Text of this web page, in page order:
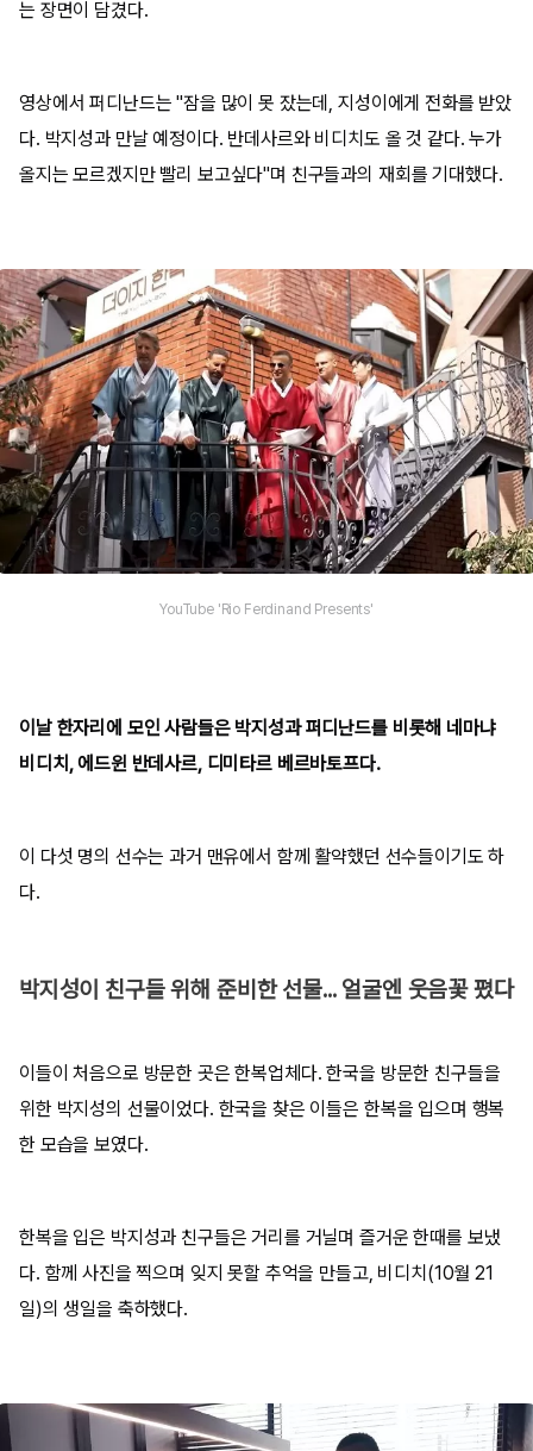
는 장면이 담겼다.
영상에서 퍼디난드는 "잠을 많이 못 잤는데, 지성이에게 전화를 받았
다. 박지성과 만날 예정이다. 반데사르와 비디치도 올 것 같다. 누가
올지는 모르겠지만 빨리 보고싶다"며 친구들과의 재회를 기대했다.
YouTube 'Rio Ferdinand Presents'
이날 한자리에 모인 사람들은 박지성과 퍼디난드를 비롯해 네마냐
비디치, 에드윈 반데사르, 디미타르 베르바토프다.
이 다섯 명의 선수는 과거 맨유에서 함께 활약했던 선수들이기도 하
다.
박지성이 친구들 위해 준비한 선물... 얼굴엔 웃음꽃 폈다
이들이 처음으로 방문한 곳은 한복업체다. 한국을 방문한 친구들을
위한 박지성의 선물이었다. 한국을 찾은 이들은 한복을 입으며 행복
한 모습을 보였다.
한복을 입은 박지성과 친구들은 거리를 거닐며 즐거운 한때를 보냈
다. 함께 사진을 찍으며 잊지 못할 추억을 만들고, 비디치(10월 21
일)의 생일을 축하했다.